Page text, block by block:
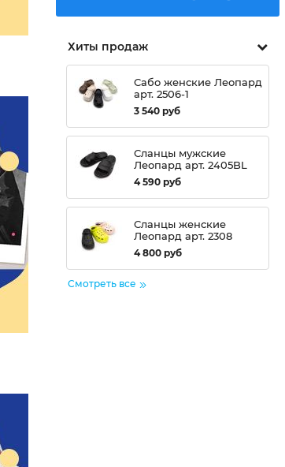
Хиты продаж
Сабо женские Леопард
арт. 2506-1
3 540 руб
Сланцы мужские
Леопард арт. 2405BL
4 590 руб
Сланцы женские
Леопард арт. 2308
4 800 руб
Смотреть все